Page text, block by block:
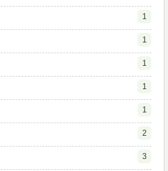
1
1
1
1
1
2
3